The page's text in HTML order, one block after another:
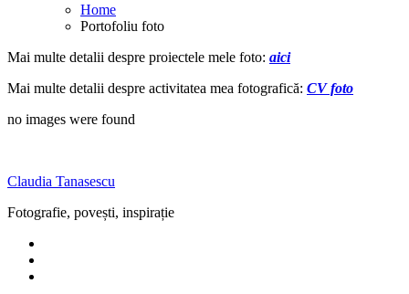
Home
Portofoliu foto
Mai multe detalii despre proiectele mele foto: aici
Mai multe detalii despre activitatea mea fotografică: CV foto
no images were found
Claudia Tanasescu
Fotografie, povești, inspirație